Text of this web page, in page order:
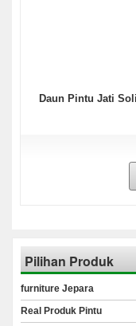
Daun Pintu Jati
Pilihan Produk
furniture Jepara
Real Produk Pintu